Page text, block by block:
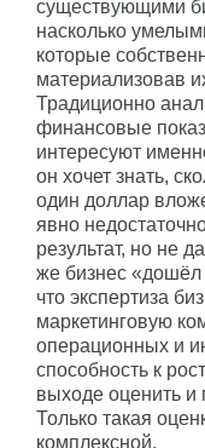
существующими
насколько
которые
материализовав
Традиционно
финансовые
интересуют
он хочет знать,
один доллар
явно
результат, но не
же бизнес «дошёл
что экспертиза
маркетинговую
операционных и
способность к
выходе оценить и
Только такая
комплексной.